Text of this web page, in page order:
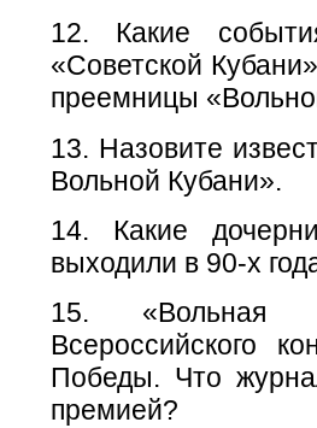
12. Какие
«Советской
преемницы
13. Назовите
Вольной Кубани».
14. Какие
выходили в 90-х
15. «Вольная
Всероссийского
Победы. Что
премией?